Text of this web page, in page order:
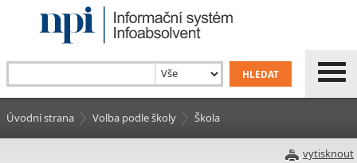
Úvodní strana Volba podle školy Škola
vytisknout